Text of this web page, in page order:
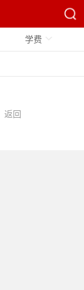
学费
返回